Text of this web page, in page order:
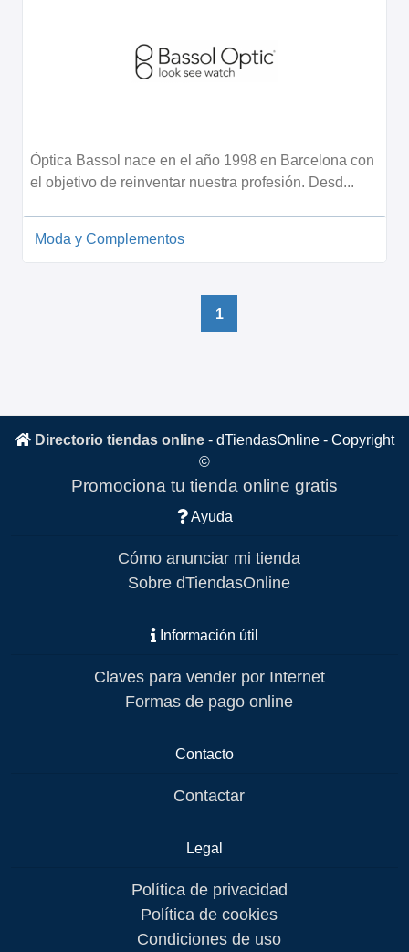
Óptica Bassol nace en el año 1998 en Barcelona con
el objetivo de reinventar nuestra profesión. Desd...
Moda y Complementos
1
Directorio tiendas online - dTiendasOnline - Copyright
©
Promociona tu tienda online gratis
Ayuda
Cómo anunciar mi tienda
Sobre dTiendasOnline
Información útil
Claves para vender por Internet
Formas de pago online
Contacto
Contactar
Legal
Política de privacidad
Política de cookies
Condiciones de uso